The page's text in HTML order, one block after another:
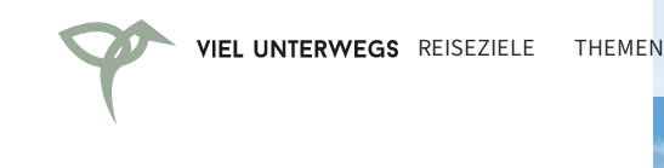
REISEZIELE THEMEN